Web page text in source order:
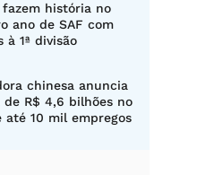
fazem história no
ano de SAF com
à 1ª divisão
chinesa anuncia
R$ 4,6 bilhões no
até 10 mil empregos